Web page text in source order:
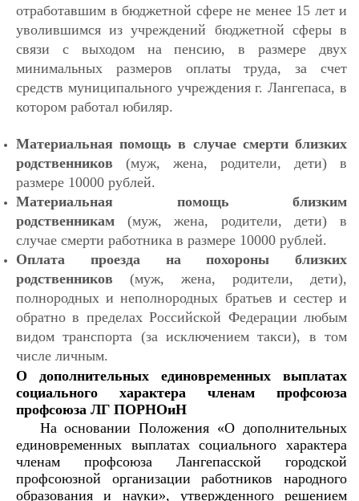
отработавшим в бюджетной сфере не менее 15 лет и
уволившимся из учреждений бюджетной сферы в
связи с выходом на пенсию, в размере двух
минимальных размеров оплаты труда, за счет
средств муниципального учреждения г. Лангепаса, в
котором работал юбиляр.
Материальная помощь в случае смерти близких
родственников (муж, жена, родители, дети) в
размере 10000 рублей.
Материальная помощь близким
родственникам (муж, жена, родители, дети) в
случае смерти работника в размере 10000 рублей.
Оплата проезда на похороны близких
родственников (муж, жена, родители, дети),
полнородных и неполнородных братьев и сестер и
обратно в пределах Российской Федерации любым
видом транспорта (за исключением такси), в том
числе личным.
О дополнительных единовременных выплатах
социального характера членам профсоюза
профсоюза ЛГ ПОРНОиН
На основании Положения «О дополнительных
единовременных выплатах социального характера
членам профсоюза Лангепасской городской
профсоюзной организации работников народного
образования и науки», утвержденного решением